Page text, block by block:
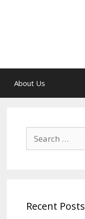
About Us
for:
Recent Posts